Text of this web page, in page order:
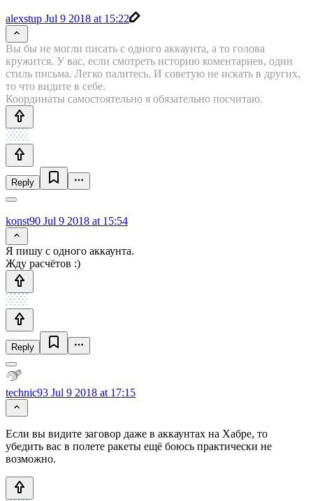
alexstup Jul 9 2018 at 15:22
Вы бы не могли писать с одного аккаунта, а то голова
кружится. У вас, если смотреть историю коментариев, один
стиль письма. Легко палитесь. И советую не искать в других,
то что видите в себе.
Координаты самостоятельно я обязательно посчитаю.
Reply
konst90 Jul 9 2018 at 15:54
Я пишу с одного аккаунта.
Жду расчётов :)
Reply
technic93 Jul 9 2018 at 17:15
Если вы видите заговор даже в аккаунтах на Хабре, то
убедить вас в полете ракеты ещё боюсь практически не
возможно.